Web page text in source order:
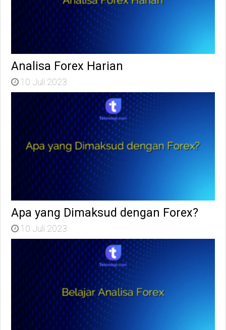
Analisa Forex Harian
10 Juli 2023
Apa yang Dimaksud dengan Forex?
10 Juli 2023